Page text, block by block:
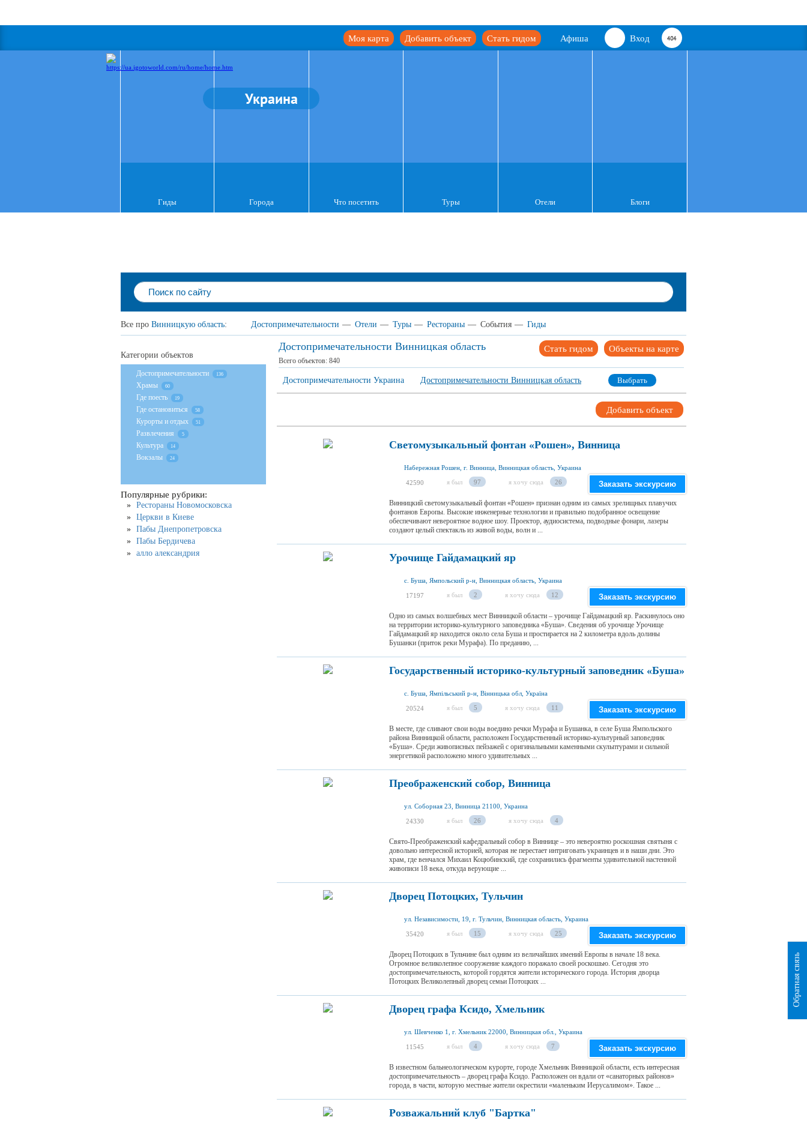
Вход
Афиша
Стать гидом
Добавить объект
Моя карта
Украина
Гиды Города Что посетить Туры Отели Блоги
Все про Винницкую область: Достопримечательности — Отели — Туры — Рестораны — События — Гиды
Достопримечательности Винницкая область Объекты на карте
Стать гидом
Всего объектов: 840
Достопримечательности Украина Достопримечательности Винницкая область Выбрать
Добавить объект
Светомузыкальный фонтан «Рошен», Винница
Набережная Рошен, г. Винница, Винницкая область, Украина
42590 я был 97 я хочу сюда 26 Заказать экскурсию
Винницкий светомузыкальный фонтан «Рошен» признан одним из самых зрелищных плавучих
фонтанов Европы. Высокие инженерные технологии и правильно подобранное освещение
обеспечивают невероятное водное шоу. Проектор, аудиосистема, подводные фонари, лазеры
создают целый спектакль из живой воды, волн и ...
Урочище Гайдамацкий яр
с. Буша, Ямпольский р-н, Винницкая область, Украина
17197 я был 2 я хочу сюда 12 Заказать экскурсию
Одно из самых волшебных мест Винницкой области – урочище Гайдамацкий яр. Раскинулось оно
на территории историко-культурного заповедника «Буша». Сведения об урочище Урочище
Гайдамацкий яр находится около села Буша и простирается на 2 километра вдоль долины
Бушанки (приток реки Мурафа). По преданию, ...
Государственный историко-культурный заповедник «Буша»
с. Буша, Ямпільський р-н, Вінницька обл, Україна
20524 я был 5 я хочу сюда 11 Заказать экскурсию
В месте, где сливают свои воды воедино речки Мурафа и Бушанка, в селе Буша Ямпольского
района Винницкой области, расположен Государственный историко-культурный заповедник
«Буша». Среди живописных пейзажей с оригинальными каменными скульптурами и сильной
энергетикой расположено много удивительных ...
Преображенский собор, Винница
ул. Соборная 23, Винница 21100, Украина
24330 я был 26 я хочу сюда 4
Свято-Преображенский кафедральный собор в Виннице – это невероятно роскошная святыня с
довольно интересной историей, которая не перестает интриговать украинцев и в наши дни. Это
храм, где венчался Михаил Коцюбинский, где сохранились фрагменты удивительной настенной
живописи 18 века, откуда верующие ...
Дворец Потоцких, Тульчин
ул. Независимости, 19, г. Тульчин, Винницкая область, Украина
35420 я был 15 я хочу сюда 25 Заказать экскурсию
Дворец Потоцких в Тульчине был одним из величайших имений Европы в начале 18 века.
Огромное великолепное сооружение каждого поражало своей роскошью. Сегодня это
достопримечательность, которой гордятся жители исторического города. История дворца
Потоцких Великолепный дворец семьи Потоцких ...
Дворец графа Ксидо, Хмельник
ул. Шевченко 1, г. Хмельник 22000, Винницкая обл., Украина
11545 я был 4 я хочу сюда 7 Заказать экскурсию
В известном бальнеологическом курорте, городе Хмельник Винницкой области, есть интересная
достопримечательность – дворец графа Ксидо. Расположен он вдали от «санаторных районов»
города, в части, которую местные жители окрестили «маленьким Иерусалимом». Такое ...
Розважальний клуб "Бартка"
Категории объектов
Достопримечательности 136
Храмы 60
Где поесть 19
Где остановиться 58
Курорты и отдых 51
Развлечения 5
Культура 14
Вокзалы 24
Популярные рубрики:
Рестораны Новомосковска
Церкви в Киеве
Пабы Днепропетровска
Пабы Бердичева
алло александрия
Обратная связь